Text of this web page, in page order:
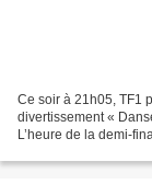
Ce soir à 21h05, TF1
divertissement «
L’heure de la demi-